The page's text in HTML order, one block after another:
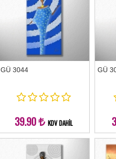
GÜ 3044
39.90 KDV DAHİL
GÜ